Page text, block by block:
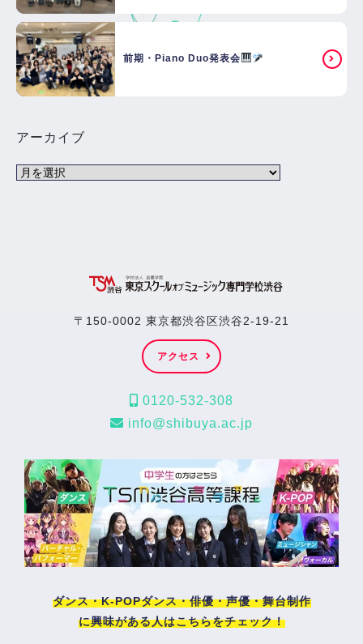
前期・Piano Duo発表会
アーカイブ
〒150-0002 東京都渋谷区渋谷2-19-21
アクセス
0120-532-308
info@shibuya.ac.jp
ダンス・K-POPダンス・俳優・声優・舞台制作
に興味がある人はこちらをチェック！